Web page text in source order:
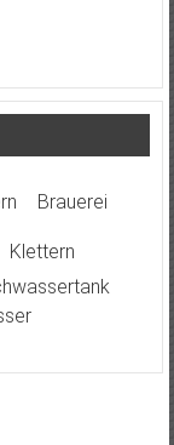
Brauerei
Klettern